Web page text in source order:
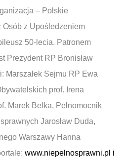
– Polskie
Osób z Upośledzeniem
50-lecia. Patronem
Prezydent RP Bronisław
Marszałek Sejmu RP Ewa
prof. Irena
Marek Belka, Pełnomocnik
Jarosław Duda,
Warszawy Hanna
www.niepelnosprawni.pl i